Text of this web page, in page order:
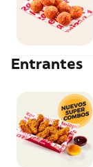
Entrantes